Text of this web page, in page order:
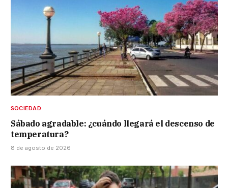
SOCIEDAD
Sábado agradable: ¿cuándo llegará el descenso de
temperatura?
8 de agosto de 2026